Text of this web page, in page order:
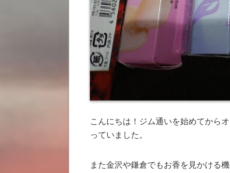
こんにちは！ジム通いを始めてから
っていました。
また金沢や鎌倉でもお香を見かける